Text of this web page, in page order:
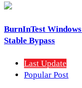
BurnInTest
Stable Bypass
Last Update
Popular Post